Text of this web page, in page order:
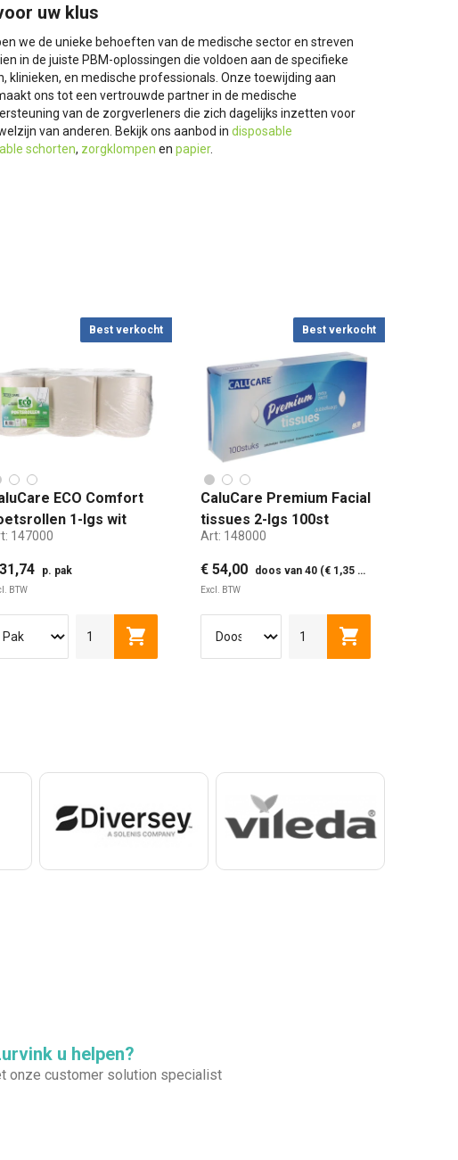
uw klus
we de unieke behoeften van de medische sector en streven
in de juiste PBM-oplossingen die voldoen aan de specifieke
klinieken, en medische professionals. Onze toewijding aan
ons tot een vertrouwde partner in de medische
van de zorgverleners die zich dagelijks inzetten voor
van anderen. Bekijk ons aanbod in disposable
schorten, zorgklompen en papier.
winkelwagen
Best verkocht
ECO Comfort
1-lgs wit
147000
p. pak
BTW
Toevoegen aan winkelwagen
Best verkocht
CaluCare Premium Facial
tissues 2-lgs 100st
Art: 148000
€ 54,00 doos van 40 (€ 1,35 p. pak)
Excl. BTW
Toevoegen aan
u helpen?
onze customer solution specialist